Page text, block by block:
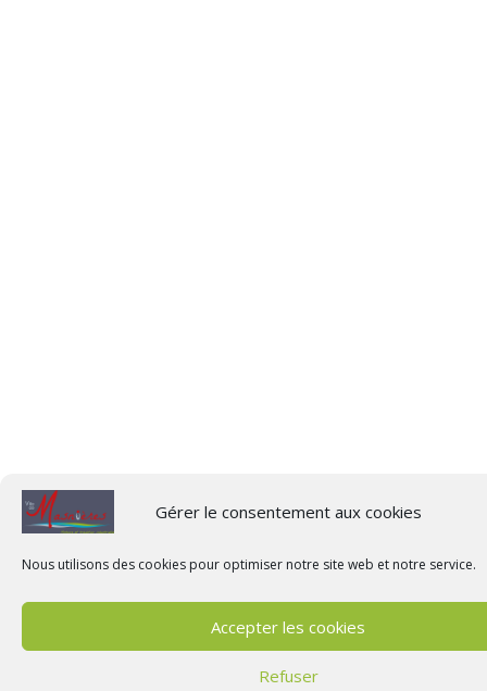
Gérer le consentement aux cookies
Nous utilisons des cookies pour optimiser notre site web et notre service.
Accepter les cookies
Refuser